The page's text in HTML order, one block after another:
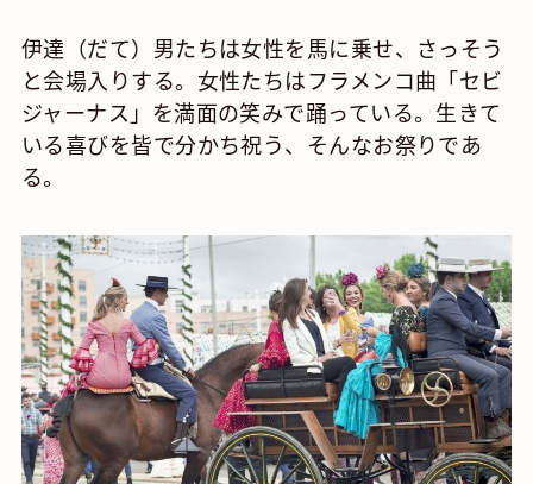
伊達（だて）男たちは女性を馬に乗せ、さっそう
と会場入りする。女性たちはフラメンコ曲「セビ
ジャーナス」を満面の笑みで踊っている。生きて
いる喜びを皆で分かち祝う、そんなお祭りであ
る。